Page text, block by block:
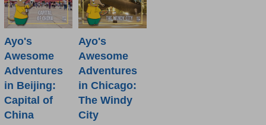
Ayo's
Awesome
Adventures
in Beijing:
Capital of
China
Ayo's
Awesome
Adventures
in Chicago:
The Windy
City